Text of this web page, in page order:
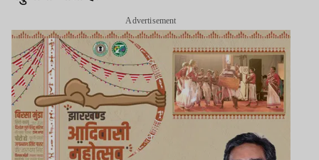
Advertisement